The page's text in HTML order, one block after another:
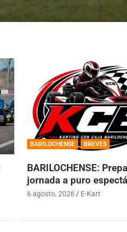
BARILOCHENSE BREVES
BARILOCHENSE:
jornada a puro
6 agosto, 2026 E-Kart